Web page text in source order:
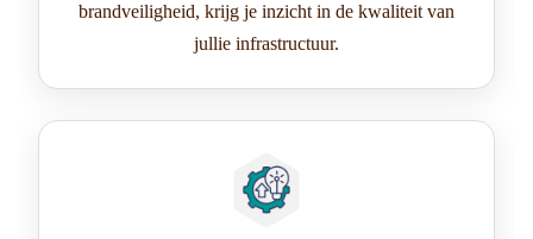
brandveiligheid, krijg je inzicht in de kwaliteit van
jullie infrastructuur.